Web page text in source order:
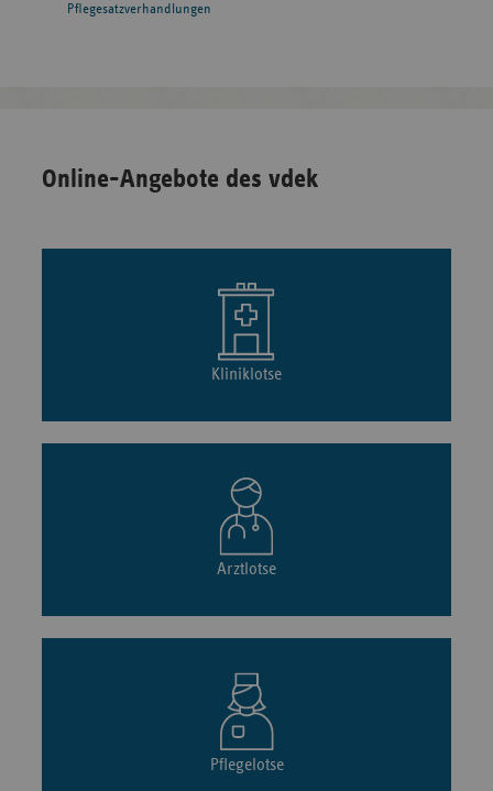
Pflegesatzverhandlungen
Online-Angebote des vdek
Kliniklotse
Arztlotse
Pflegelotse